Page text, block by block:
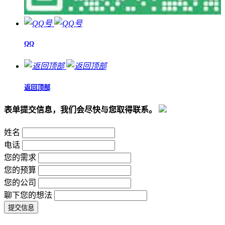
QQ
返回顶部
表单提交信息，我们会尽快与您取得联系。
姓名
电话
您的需求
您的预算
您的公司
聊下您的想法